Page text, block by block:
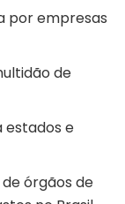
por empresas
de
estados e
órgãos de